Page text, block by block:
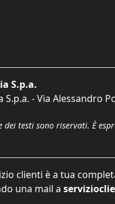
S.p.a.
- Via Alessandro
testi sono riservati. È
clienti è a tua
una mail a